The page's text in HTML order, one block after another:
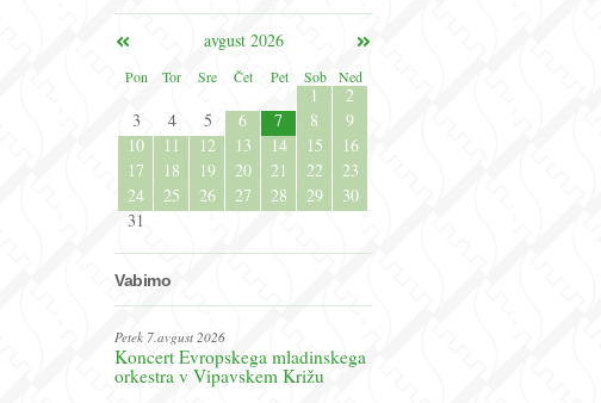
avgust 2026
Pon
Tor Sre Čet Pet Sob Ned
1
2
3
4 5 6 7 8
9
10
11 12 13 14 15
16
17
18 19 20 21 22
23
24
25 26 27 28 29
30
31
Vabimo
Petek 7.avgust 2026
Koncert Evropskega mladinskega
orkestra v Vipavskem Križu